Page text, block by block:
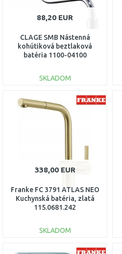
88,20 EUR
CLAGE SMB Nástenná
kohútiková beztlaková
batéria 1100-04100
SKLADOM
DO KOŠÍKA
Porovnať
338,00 EUR
Franke FC 3791 ATLAS NEO
Kuchynská batéria, zlatá
115.0681.242
SKLADOM
DO KOŠÍKA